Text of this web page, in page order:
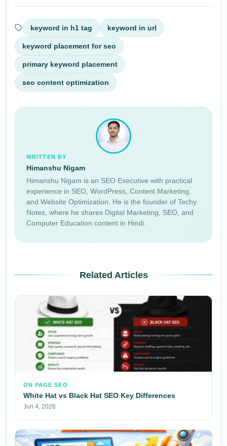
keyword in h1 tag keyword in url
keyword placement for seo
primary keyword placement
seo content optimization
WRITTEN BY
Himanshu Nigam
Himanshu Nigam is an SEO Executive with practical
experience in SEO, WordPress, Content Marketing,
and Website Optimization. He is the founder of Techy
Notes, where he shares Digital Marketing, SEO, and
Computer Education content in Hindi.
Related Articles
ON PAGE SEO
White Hat vs Black Hat SEO Key Differences
Jun 4, 2026